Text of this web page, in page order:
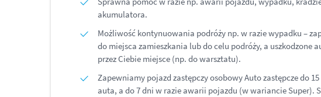
akumulatora.
Możliwość kontynuowania podróży np. w razie wypadku –
do miejsca zamieszkania lub do celu podróży, a uszkodzone
przez Ciebie miejsce (np. do warsztatu).
Zapewniamy pojazd zastępczy osobowy Auto zastępcze do
auta, a do 7 dni w razie awarii pojazdu (w wariancie Super).